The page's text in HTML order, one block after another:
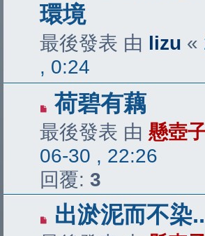
環境
最後發表 由 lizu «
, 0:24
荷碧有藕
最後發表 由 懸壺
06-30 , 22:26
回覆: 3
出淤泥而不染